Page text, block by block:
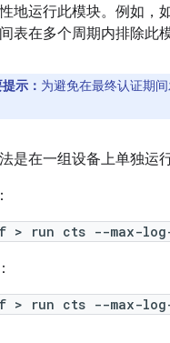
地运行此模块。例如，
表在多个周期内排除此模
示： 为避免在最终认证期
是在一组设备上单独运
> run cts --max-log-
> run cts --max-